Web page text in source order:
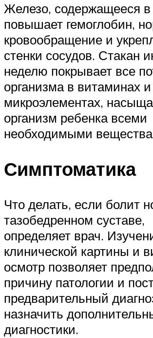
Железо, содержащееся в
повышает гемоглобин,
кровообращение и
стенки сосудов. Стакан
неделю покрывает все
организма в витаминах
микроэлементах,
организм ребенка всеми
необходимыми
Симптоматика
Что делать, если болит
тазобедренном суставе,
определяет врач.
клинической картины и
осмотр позволяет
причину патологии и
предварительный
назначить
диагностики.